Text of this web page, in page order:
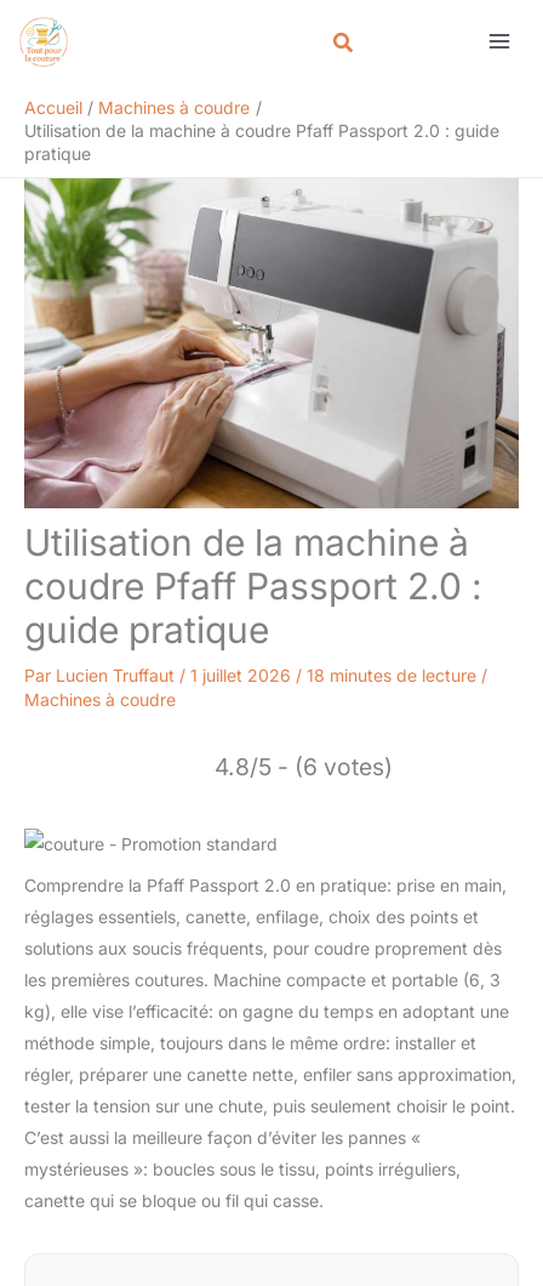
Accueil
Machines à coudre
Utilisation de la machine à coudre Pfaff Passport 2.0 : guide
pratique
Utilisation de la machine à
coudre Pfaff Passport 2.0 :
guide pratique
Par Lucien Truffaut / 1 juillet 2026 / 18 minutes de lecture /
Machines à coudre
4.8/5 - (6 votes)
Comprendre la Pfaff Passport 2.0 en pratique: prise en main,
réglages essentiels, canette, enfilage, choix des points et
solutions aux soucis fréquents, pour coudre proprement dès
les premières coutures. Machine compacte et portable (6, 3
kg), elle vise l’efficacité: on gagne du temps en adoptant une
méthode simple, toujours dans le même ordre: installer et
régler, préparer une canette nette, enfiler sans approximation,
tester la tension sur une chute, puis seulement choisir le point.
C’est aussi la meilleure façon d’éviter les pannes «
mystérieuses »: boucles sous le tissu, points irréguliers,
canette qui se bloque ou fil qui casse.
Rechercher